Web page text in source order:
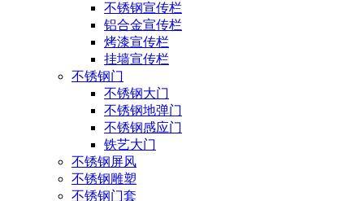
不锈钢宣传栏
铝合金宣传栏
烤漆宣传栏
挂墙宣传栏
不锈钢门
不锈钢大门
不锈钢地弹门
不锈钢感应门
铁艺大门
不锈钢屏风
不锈钢雕塑
不锈钢门套